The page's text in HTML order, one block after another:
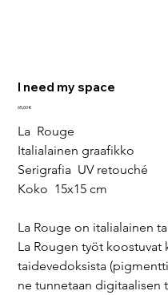
I need my space
Hinta
65,00 €
La  Rouge
Italialainen graafikko
Serigrafia  UV retouché
Koko  15x15 cm
La Rouge on italialainen
La Rougen työt koostuvat
taidevedoksista
ne tunnetaan digitaalisen